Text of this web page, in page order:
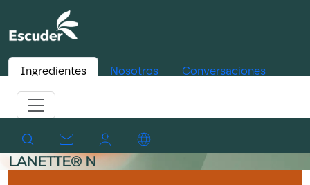
Ingredientes Nosotros Conversaciones
LANETTE® N